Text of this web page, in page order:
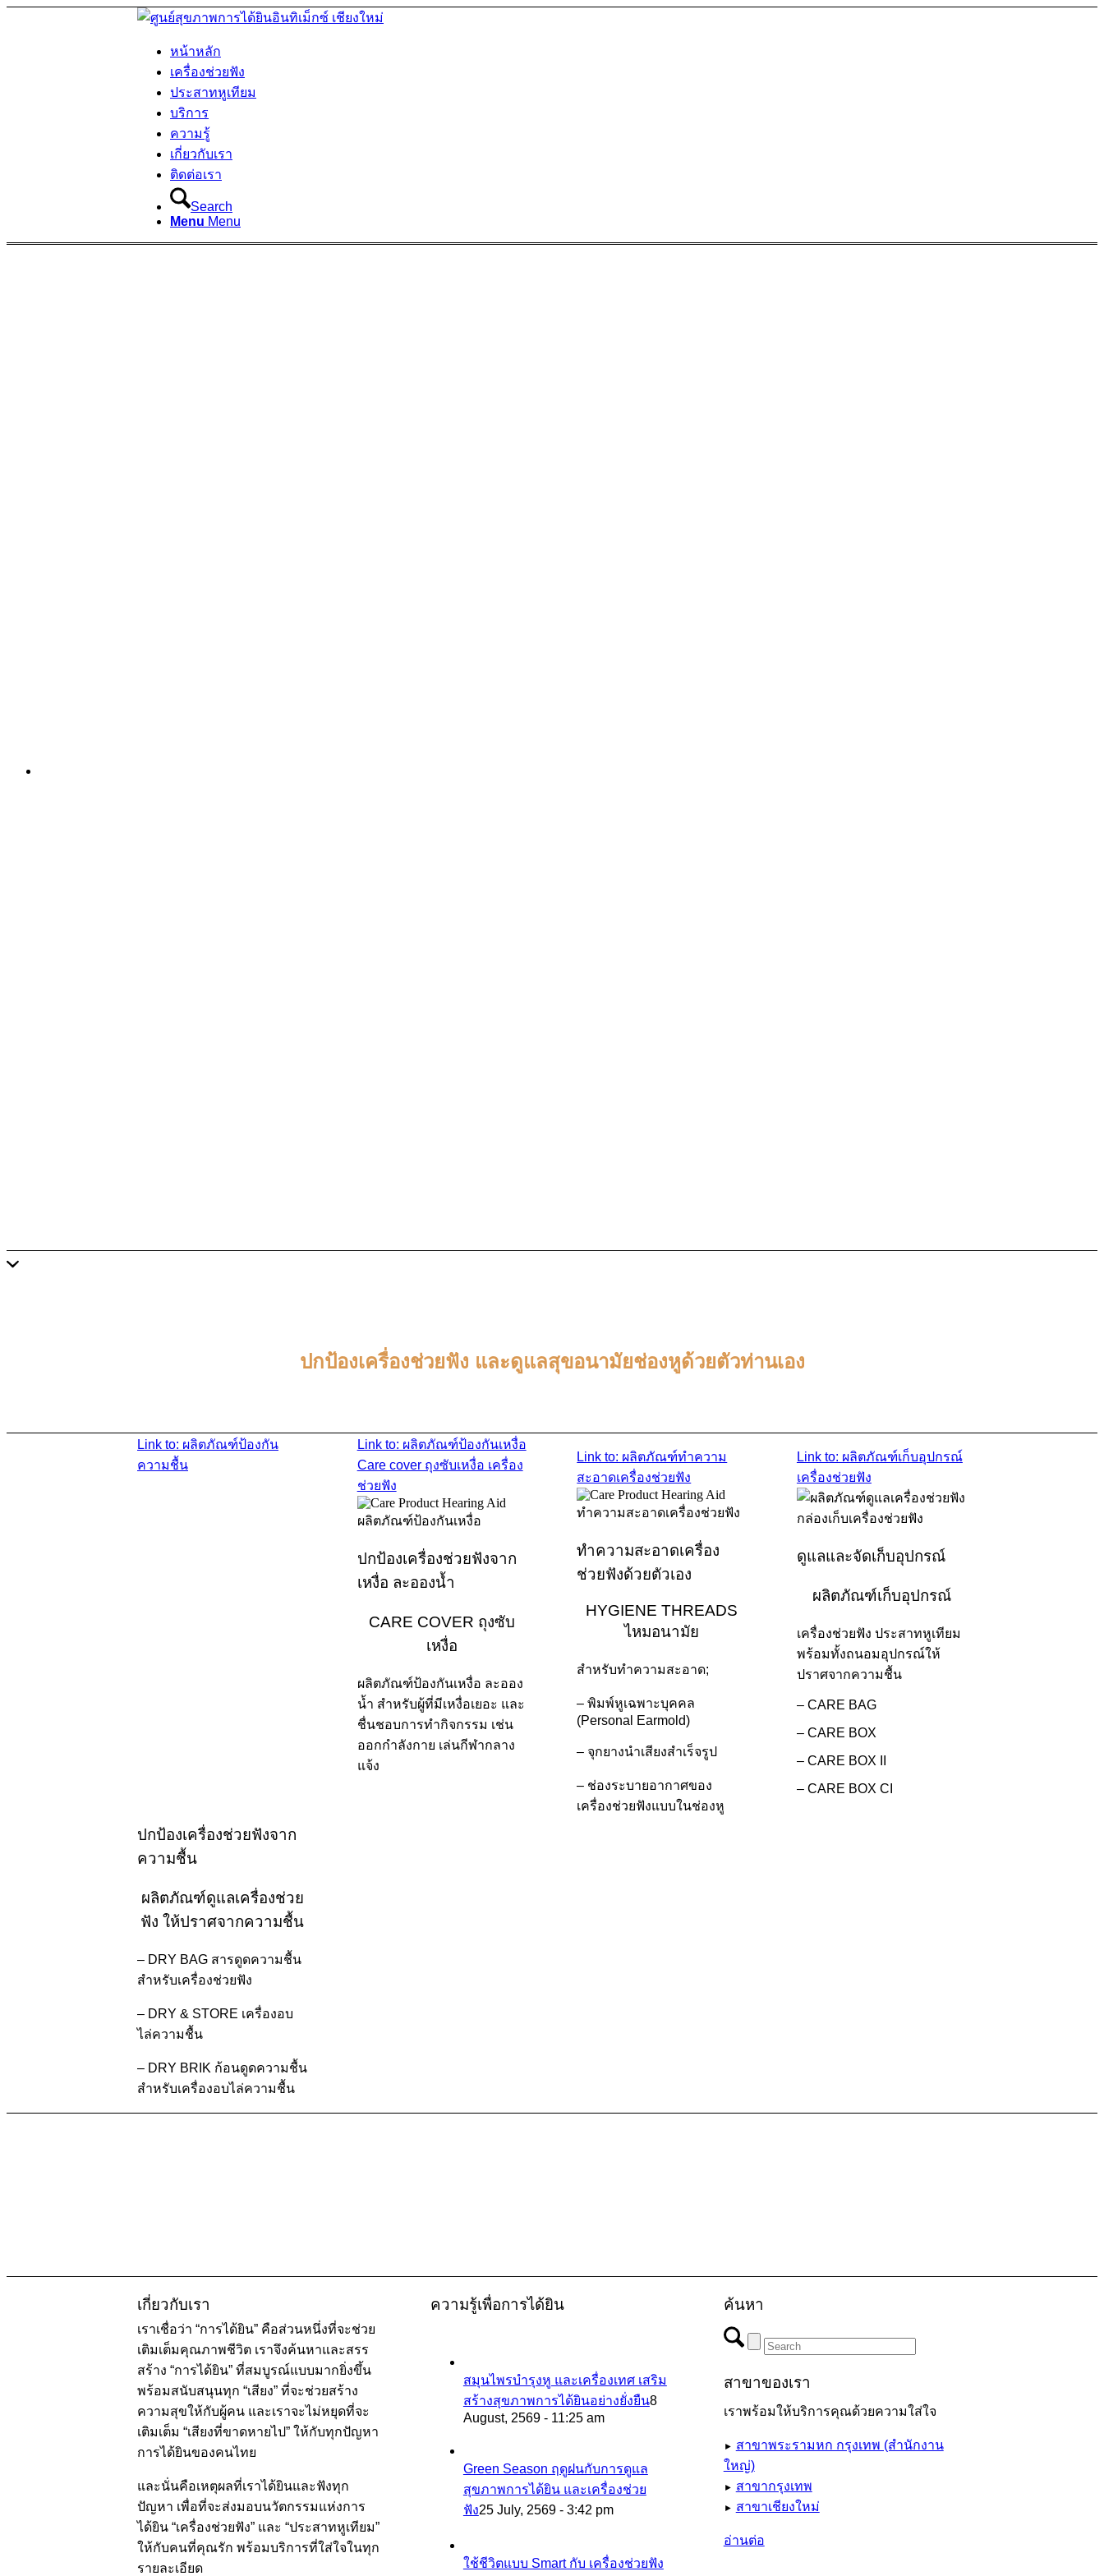
หน้าหลัก
เครื่องช่วยฟัง
ประสาทหูเทียม
บริการ
ความรู้
เกี่ยวกับเรา
ติดต่อเรา
Search
Menu Menu
ปกป้องเครื่องช่วยฟัง และดูแลสุขอนามัยช่องหูด้วยตัวท่านเอง
Link to: ผลิตภัณฑ์ป้องกัน
ความชื้น
ปกป้องเครื่องช่วยฟังจาก
ความชื้น
ผลิตภัณฑ์ดูแลเครื่องช่วย
ฟัง ให้ปราศจากความชื้น
– DRY BAG สารดูดความชื้น
สำหรับเครื่องช่วยฟัง
– DRY & STORE เครื่องอบ
ไล่ความชื้น
– DRY BRIK ก้อนดูดความชื้น
สำหรับเครื่องอบไล่ความชื้น
Link to: ผลิตภัณฑ์ป้องกันเหงื่อ
Care cover ถุงซับเหงื่อ เครื่อง
ช่วยฟัง
ปกป้องเครื่องช่วยฟังจาก
เหงื่อ ละอองน้ำ
CARE COVER ถุงซับ
เหงื่อ
ผลิตภัณฑ์ป้องกันเหงื่อ ละออง
น้ำ สำหรับผู้ที่มีเหงื่อเยอะ และ
ชื่นชอบการทำกิจกรรม เช่น
ออกกำลังกาย เล่นกีฬากลาง
แจ้ง
Link to: ผลิตภัณฑ์ทำความ
สะอาดเครื่องช่วยฟัง
ทำความสะอาดเครื่อง
ช่วยฟังด้วยตัวเอง
HYGIENE THREADS
ไหมอนามัย
สำหรับทำความสะอาด;
– พิมพ์หูเฉพาะบุคคล
(Personal Earmold)
– จุกยางนำเสียงสำเร็จรูป
– ช่องระบายอากาศของ
เครื่องช่วยฟังแบบในช่องหู
Link to: ผลิตภัณฑ์เก็บอุปกรณ์
เครื่องช่วยฟัง
ดูแลและจัดเก็บอุปกรณ์
ผลิตภัณฑ์เก็บอุปกรณ์
เครื่องช่วยฟัง ประสาทหูเทียม
พร้อมทั้งถนอมอุปกรณ์ให้
ปราศจากความชื้น
– CARE BAG
– CARE BOX
– CARE BOX II
– CARE BOX CI
เกี่ยวกับเรา
เราเชื่อว่า “การได้ยิน” คือส่วนหนึ่งที่จะช่วย
เติมเต็มคุณภาพชีวิต เราจึงค้นหาและสรร
สร้าง “การได้ยิน” ที่สมบูรณ์แบบมากยิ่งขึ้น
พร้อมสนับสนุนทุก “เสียง” ที่จะช่วยสร้าง
ความสุขให้กับผู้คน และเราจะไม่หยุดที่จะ
เติมเต็ม “เสียงที่ขาดหายไป” ให้กับทุกปัญหา
การได้ยินของคนไทย
และนั่นคือเหตุผลที่เราได้ยินและฟังทุก
ปัญหา เพื่อที่จะส่งมอบนวัตกรรมแห่งการ
ได้ยิน “เครื่องช่วยฟัง” และ “ประสาทหูเทียม”
ให้กับคนที่คุณรัก พร้อมบริการที่ใส่ใจในทุก
รายละเอียด
ความรู้เพื่อการได้ยิน
สมุนไพรบำรุงหู และเครื่องเทศ เสริม
สร้างสุขภาพการได้ยินอย่างยั่งยืน8
August, 2569 - 11:25 am
Green Season ฤดูฝนกับการดูแล
สุขภาพการได้ยิน และเครื่องช่วย
ฟัง25 July, 2569 - 3:42 pm
ใช้ชีวิตแบบ Smart กับ เครื่องช่วยฟัง
ค้นหา
สาขาของเรา
เราพร้อมให้บริการคุณด้วยความใส่ใจ
► สาขาพระรามหก กรุงเทพ (สำนักงาน
ใหญ่)
► สาขากรุงเทพ
► สาขาเชียงใหม่
อ่านต่อ